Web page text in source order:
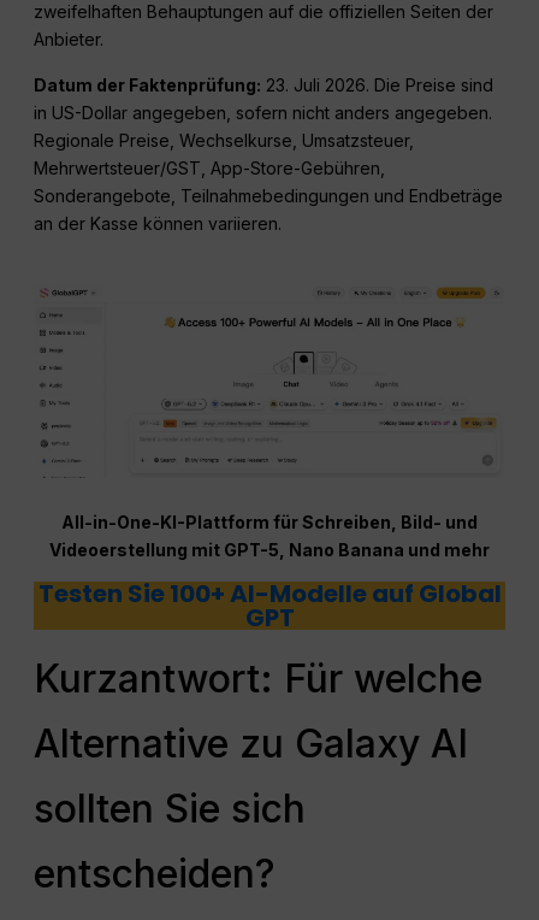
zweifelhaften Behauptungen auf die offiziellen Seiten der
Anbieter.
Datum der Faktenprüfung: 23. Juli 2026. Die Preise sind
in US-Dollar angegeben, sofern nicht anders angegeben.
Regionale Preise, Wechselkurse, Umsatzsteuer,
Mehrwertsteuer/GST, App-Store-Gebühren,
Sonderangebote, Teilnahmebedingungen und Endbeträge
an der Kasse können variieren.
All-in-One-KI-Plattform für Schreiben, Bild- und
Videoerstellung mit GPT-5, Nano Banana und mehr
Testen Sie 100+ AI-Modelle auf Global
GPT
Kurzantwort: Für welche
Alternative zu Galaxy AI
sollten Sie sich
entscheiden?